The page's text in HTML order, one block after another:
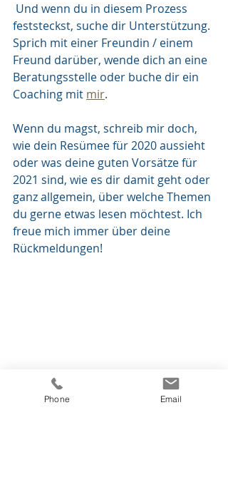
Und wenn du in diesem Prozess
feststeckst, suche dir Unterstützung.
Sprich mit einer Freundin / einem
Freund darüber, wende dich an eine
Beratungsstelle oder buche dir ein
Coaching mit mir.
Wenn du magst, schreib mir doch,
wie dein Resümee für 2020 aussieht
oder was deine guten Vorsätze für
2021 sind, wie es dir damit geht oder
ganz allgemein, über welche Themen
du gerne etwas lesen möchtest. Ich
freue mich immer über deine
Rückmeldungen!
Phone Email